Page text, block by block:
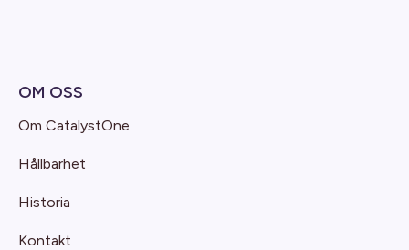
OM OSS
Om CatalystOne
Hållbarhet
Historia
Kontakt